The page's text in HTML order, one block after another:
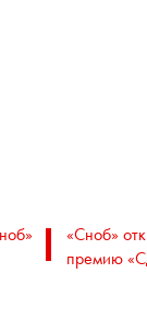
«Сноб»
премию